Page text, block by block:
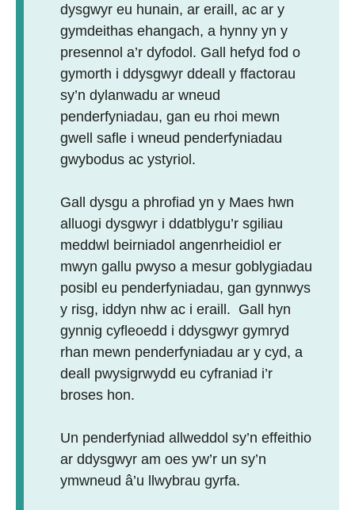
dysgwyr eu hunain, ar eraill, ac ar y
gymdeithas ehangach, a hynny yn y
presennol a’r dyfodol. Gall hefyd fod o
gymorth i ddysgwyr ddeall y ffactorau
sy’n dylanwadu ar wneud
penderfyniadau, gan eu rhoi mewn
gwell safle i wneud penderfyniadau
gwybodus ac ystyriol.
Gall dysgu a phrofiad yn y Maes hwn
alluogi dysgwyr i ddatblygu’r sgiliau
meddwl beirniadol angenrheidiol er
mwyn gallu pwyso a mesur goblygiadau
posibl eu penderfyniadau, gan gynnwys
y risg, iddyn nhw ac i eraill. Gall hyn
gynnig cyfleoedd i ddysgwyr gymryd
rhan mewn penderfyniadau ar y cyd, a
deall pwysigrwydd eu cyfraniad i’r
broses hon.
Un penderfyniad allweddol sy’n effeithio
ar ddysgwyr am oes yw’r un sy’n
ymwneud â’u llwybrau gyrfa.